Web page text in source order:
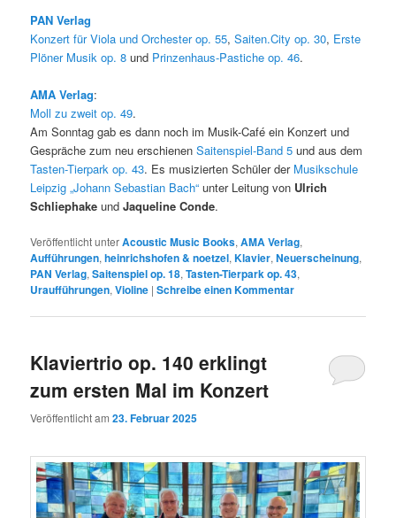
PAN Verlag
Konzert für Viola und Orchester op. 55,Saiten.City op. 30, Erste
Plöner Musik op. 8 und Prinzenhaus-Pastiche op. 46.
AMA Verlag:
Moll zu zweit op. 49.
Am Sonntag gab es dann noch im Musik-Café ein Konzert und
Gespräche zum neu erschienenSaitenspiel-Band 5 und aus dem
Tasten-Tierpark op. 43. Es musizierten Schüler der Musikschule
Leipzig „Johann Sebastian Bach“ unter Leitung von Ulrich
Schliephake undJaqueline Conde.
Veröffentlicht unterAcoustic Music Books,AMA Verlag,
Aufführungen,heinrichshofen & noetzel,Klavier,Neuerscheinung,
PAN Verlag,Saitenspiel op. 18,Tasten-Tierpark op. 43,
Uraufführungen,Violine |Schreibe einen Kommentar
Klaviertrio op. 140 erklingt
zum ersten Mal im Konzert
Veröffentlicht am23. Februar 2025